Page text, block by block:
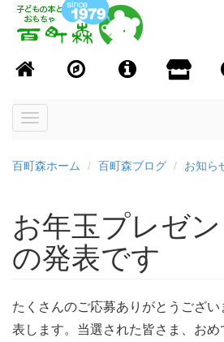
Toggle
百町森ホーム 百町森ブログ お知ら
お年玉プレゼ
の発表です
たくさんのご応募ありがとうござ
表します。当選された皆さま、お